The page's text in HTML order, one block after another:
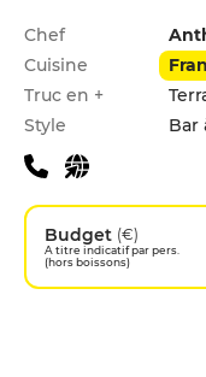
Infos
Chef
Cuisine
Truc en +
Style
Bar
Budget (€)
A titre indicatif par pers.
(hors boissons)